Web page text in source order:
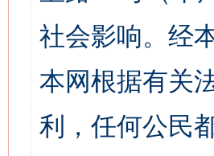
社会影响。经
本网根据有关
利，任何公民